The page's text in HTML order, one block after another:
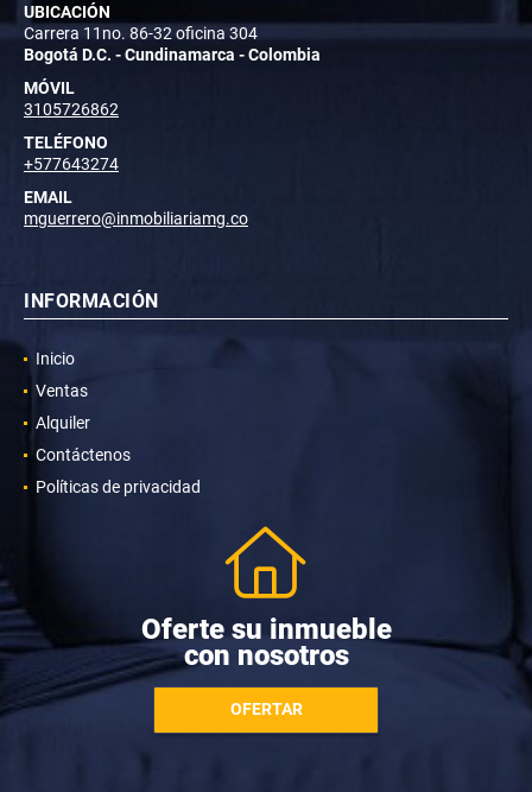
UBICACIÓN
Carrera 11no. 86-32 oficina 304
Bogotá D.C. - Cundinamarca - Colombia
MÓVIL
3105726862
TELÉFONO
+577643274
EMAIL
mguerrero@inmobiliariamg.co
INFORMACIÓN
Inicio
Ventas
Alquiler
Contáctenos
Políticas de privacidad
Oferte su inmueble
con nosotros
OFERTAR